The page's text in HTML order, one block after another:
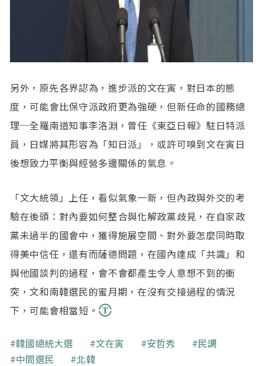
另外，原先各界認為，進步派的文在寅，對日本的態
度，可能會比保守派政府更為強硬，但新任命的國務總
理─全羅南道知事李洛淵，曾任《東亞日報》駐日特派
員，日媒將其形容為「知日派」，或許可嗅到文在寅日
後想致力平衡與經營多邊關係的氣息。
「文大統領」上任，看似氣象一新，但內政與外交的考
驗在後頭：對內要如何整合與化解政黨歧見，在自家政
黨未過半的國會中，獲得施展空間、對外要怎麼同時取
得美中信任，還有而薩德問題，在國內達成「共識」和
與他國談判的過程，會不會都產生令人意想不到的衝
突，文和南韓選民的蜜月期，在沒有交接過程的情況
下，可能會相當短。
關鍵字
韓國總統大選 文在寅 安哲秀
民調
中間選民
北韓